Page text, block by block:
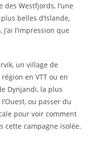
Westfjords, l’une
belles d’Islande,
l’impression que
un village de
en VTT ou en
Dynjandi, la plus
ou passer du
pour voir comment
cette campagne isolée.